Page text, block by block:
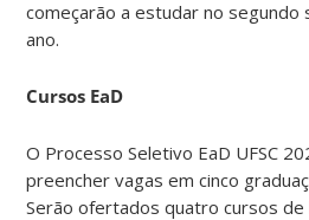
começarão a estudar no
ano.
Cursos EaD
O Processo Seletivo EaD UFSC
preencher vagas em cinco
Serão ofertados quatro cursos de